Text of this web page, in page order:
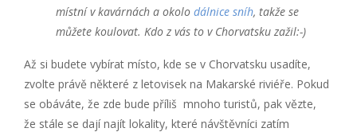
místní v kavárnách a okolo dálnice sníh, takže se
můžete koulovat. Kdo z vás to v Chorvatsku zažil:-)
Až si budete vybírat místo, kde se v Chorvatsku usadíte,
zvolte právě některé z letovisek na Makarské riviéře. Pokud
se obáváte, že zde bude příliš mnoho turistů, pak vězte,
že stále se dají najít lokality, které návštěvníci zatím